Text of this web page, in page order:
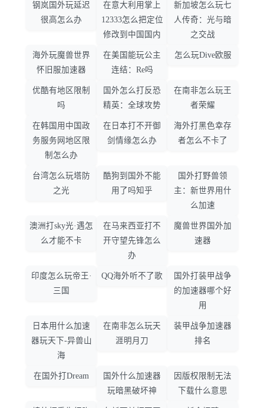
钢岚国外玩延迟
很高怎么办
在意大利用掌上
12333怎么把定位
修改到中国国内
新加坡怎么玩七
人传奇：光与暗
之交战
海外玩魔兽世界
怀旧服加速器
在美国能玩公主
连结：Re吗
怎么玩Dive欧服
优酷有地区限制
吗
国外怎么打反恐
精英：全球攻势
在南非怎么玩王
者荣耀
在韩国用中国政
务服务网地区限
制怎么办
在日本打不开御
剑情缘怎么办
海外打黑色幸存
者怎么不卡了
台湾怎么玩塔防
之光
酷狗到国外不能
用了吗知乎
国外打野兽领
主：新世界用什
么加速
澳洲打sky光·遇怎
么才能不卡
在马来西亚打不
开守望先锋怎么
办
魔兽世界国外加
速器
印度怎么玩帝王·
三国
QQ海外听不了歌
国外打装甲战争
的加速器哪个好
用
日本用什么加速
器玩天下-异兽山
海
在南非怎么玩天
涯明月刀
装甲战争加速器
排名
在国外打Dream
国外什么加速器
玩暗黑破坏神
因版权限制无法
下载什么意思